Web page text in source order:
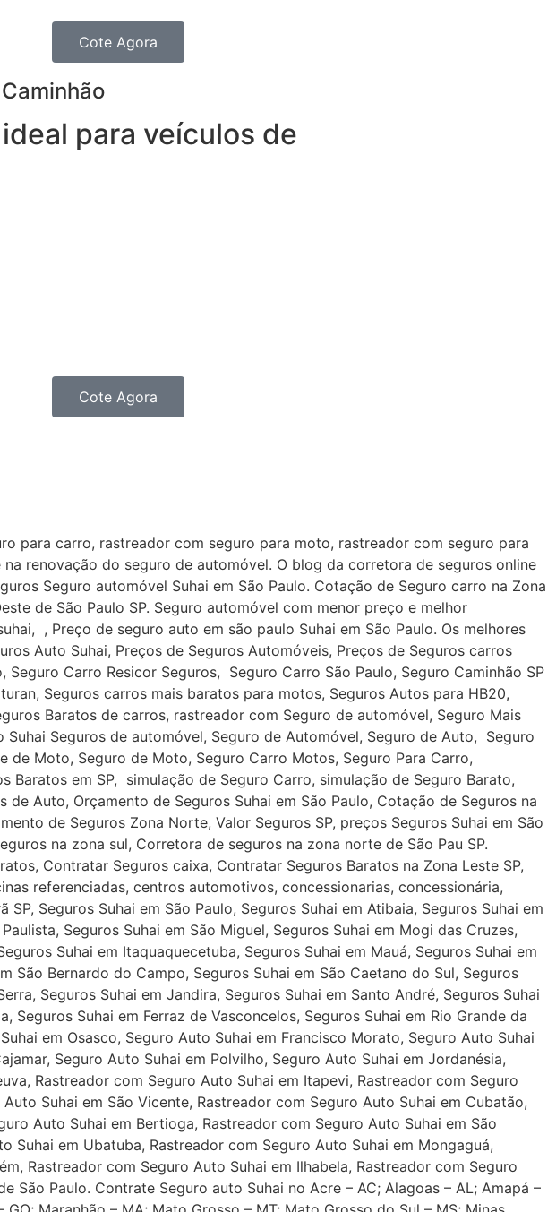
Cote Agora
para veículos de
Cote Agora
para carro, rastreador com seguro para moto, rastreador com seguro para
renovação do seguro de automóvel. O blog da corretora de seguros online
Seguro automóvel Suhai em São Paulo. Cotação de Seguro carro na Zona
de São Paulo SP. Seguro automóvel com menor preço e melhor
, Preço de seguro auto em são paulo Suhai em São Paulo. Os melhores
Auto Suhai, Preços de Seguros Automóveis, Preços de Seguros carros
Carro Resicor Seguros, Seguro Carro São Paulo, Seguro Caminhão SP
Seguros carros mais baratos para motos, Seguros Autos para HB20,
Baratos de carros, rastreador com Seguro de automóvel, Seguro Mais
Seguros de automóvel, Seguro de Automóvel, Seguro de Auto, Seguro
Moto, Seguro de Moto, Seguro Carro Motos, Seguro Para Carro,
Baratos em SP, simulação de Seguro Carro, simulação de Seguro Barato,
Auto, Orçamento de Seguros Suhai em São Paulo, Cotação de Seguros na
de Seguros Zona Norte, Valor Seguros SP, preços Seguros Suhai em São
na zona sul, Corretora de seguros na zona norte de São Pau SP.
Contratar Seguros caixa, Contratar Seguros Baratos na Zona Leste SP,
referenciadas, centros automotivos, concessionarias, concessionária,
Seguros Suhai em São Paulo, Seguros Suhai em Atibaia, Seguros Suhai em
Seguros Suhai em São Miguel, Seguros Suhai em Mogi das Cruzes,
Suhai em Itaquaquecetuba, Seguros Suhai em Mauá, Seguros Suhai em
São Bernardo do Campo, Seguros Suhai em São Caetano do Sul, Seguros
Seguros Suhai em Jandira, Seguros Suhai em Santo André, Seguros Suhai
Seguros Suhai em Ferraz de Vasconcelos, Seguros Suhai em Rio Grande da
em Osasco, Seguro Auto Suhai em Francisco Morato, Seguro Auto Suhai
Seguro Auto Suhai em Polvilho, Seguro Auto Suhai em Jordanésia,
Rastreador com Seguro Auto Suhai em Itapevi, Rastreador com Seguro
Suhai em São Vicente, Rastreador com Seguro Auto Suhai em Cubatão,
Auto Suhai em Bertioga, Rastreador com Seguro Auto Suhai em São
Suhai em Ubatuba, Rastreador com Seguro Auto Suhai em Mongaguá,
Rastreador com Seguro Auto Suhai em Ilhabela, Rastreador com Seguro
Paulo. Contrate Seguro auto Suhai no Acre – AC; Alagoas – AL; Amapá –